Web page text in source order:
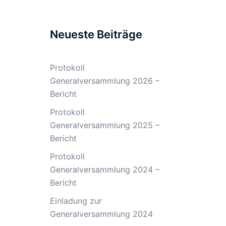
Neueste Beiträge
Protokoll
Generalversammlung 2026 –
Bericht
Protokoll
Generalversammlung 2025 –
Bericht
Protokoll
Generalversammlung 2024 –
Bericht
Einladung zur
Generalversammlung 2024